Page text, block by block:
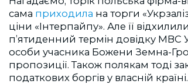
сама приходила на торги
ціни «Інтерпайпу». Але її
п’ятиденний термін довідку МВС
особи учасника Божени Земна-
пропозиції. Також полякам тоді
податкових боргів у власній країні.